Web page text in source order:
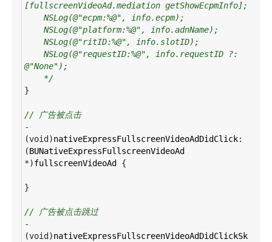
[fullscreenVideoAd.mediation getShowEcpmInfo];
NSLog(@"ecpm:%@", info.ecpm);
NSLog(@"platform:%@", info.adnName);
NSLog(@"ritID:%@", info.slotID);
NSLog(@"requestID:%@", info.requestID ?:
@"None");
*/
}
// 广告被点击
-
(void )nativeExpressFullscreenVideoAdDidClick:
(BUNativeExpressFullscreenVideoAd
*)fullscreenVideoAd {
}
// 广告被点击跳过
-
(void )nativeExpressFullscreenVideoAdDidClickSk